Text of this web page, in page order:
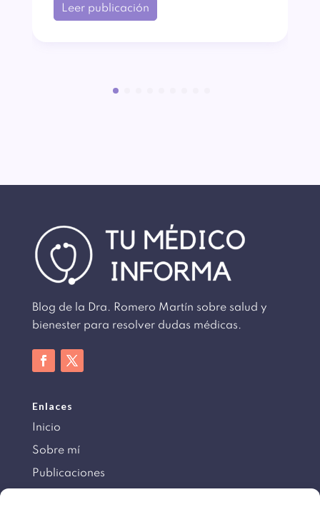
Leer publicación
Blog de la Dra. Romero Martín sobre salud y
bienester para resolver dudas médicas.
Enlaces
Inicio
Sobre mí
Publicaciones